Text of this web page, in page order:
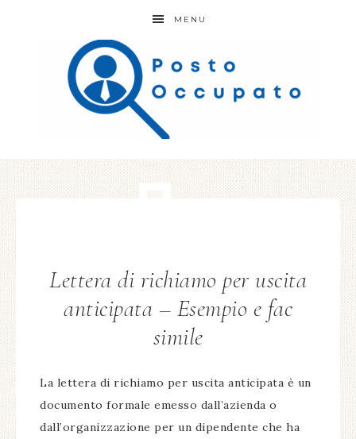
MENU
Lettera di richiamo per uscita
anticipata – Esempio e fac
simile
La lettera di richiamo per uscita anticipata è un
documento formale emesso dall’azienda o
dall’organizzazione per un dipendente che ha